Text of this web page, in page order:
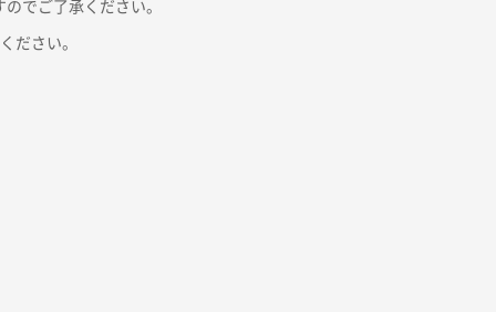
でご了承ください。
ださい。